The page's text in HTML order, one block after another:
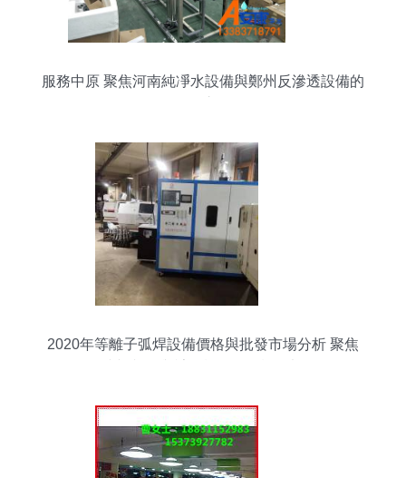
服務中原 聚焦河南純凈水設備與鄭州反滲透設備的
2020年等離子弧焊設備價格與批發市場分析 聚焦